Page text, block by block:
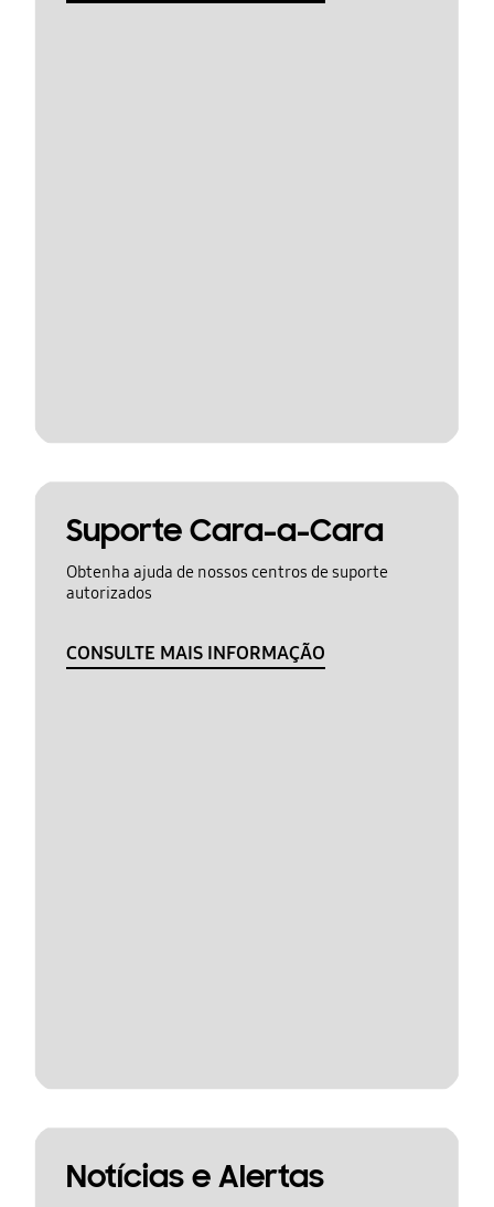
Suporte Cara-a-Cara
Obtenha ajuda de nossos centros de suporte
autorizados
CONSULTE MAIS INFORMAÇÃO
Notícias e Alertas